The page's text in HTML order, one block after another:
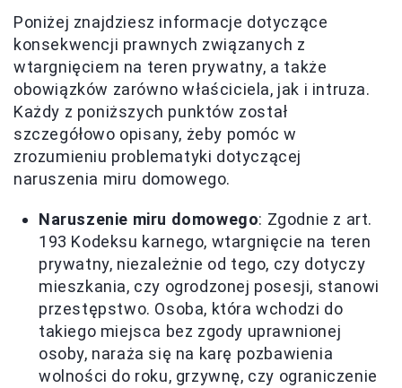
Poniżej znajdziesz informacje dotyczące
konsekwencji prawnych związanych z
wtargnięciem na teren prywatny, a także
obowiązków zarówno właściciela, jak i intruza.
Każdy z poniższych punktów został
szczegółowo opisany, żeby pomóc w
zrozumieniu problematyki dotyczącej
naruszenia miru domowego.
Naruszenie miru domowego: Zgodnie z art.
193 Kodeksu karnego, wtargnięcie na teren
prywatny, niezależnie od tego, czy dotyczy
mieszkania, czy ogrodzonej posesji, stanowi
przestępstwo. Osoba, która wchodzi do
takiego miejsca bez zgody uprawnionej
osoby, naraża się na karę pozbawienia
wolności do roku, grzywnę, czy ograniczenie